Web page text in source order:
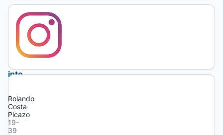
Articles
Translating
into
Rolando
Costa
Picazo
19-
39